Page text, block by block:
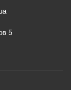
5